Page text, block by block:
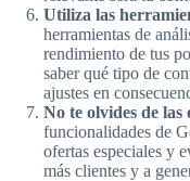
Utiliza las
herramientas de
rendimiento de tus
saber qué tipo de
ajustes en
No te olvides de las
funcionalidades de
ofertas especiales y
más clientes y a